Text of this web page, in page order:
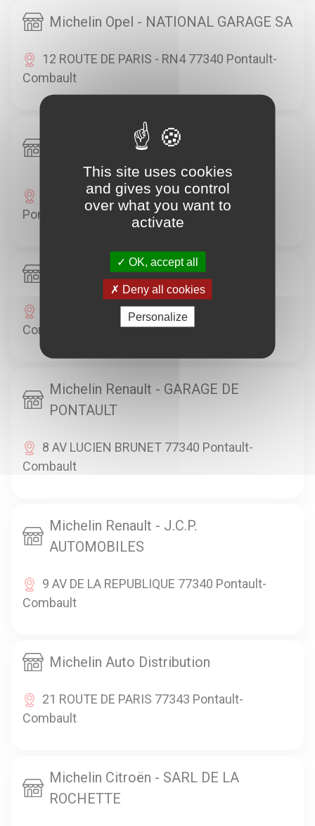
Michelin Opel - NATIONAL GARAGE SA
12 ROUTE DE PARIS - RN4 77340 Pontault-
Combault
Michelin Peugeot - GARAGE
86 RUE DES PRES ST MARTIN 77340
Pontault-Combault
Michelin Point S - SODIFAS
26 RUE RAOUL DAUTRY 77340 Pontault-
Combault
Michelin Renault - GARAGE DE
PONTAULT
8 AV LUCIEN BRUNET 77340 Pontault-
Combault
Michelin Renault - J.C.P.
AUTOMOBILES
9 AV DE LA REPUBLIQUE 77340 Pontault-
Combault
Michelin Auto Distribution
21 ROUTE DE PARIS 77343 Pontault-
Combault
Michelin Citroën - SARL DE LA
ROCHETTE
This site uses cookies
and gives you control
over what you want to
activate
OK, accept all
Deny all cookies
Personalize